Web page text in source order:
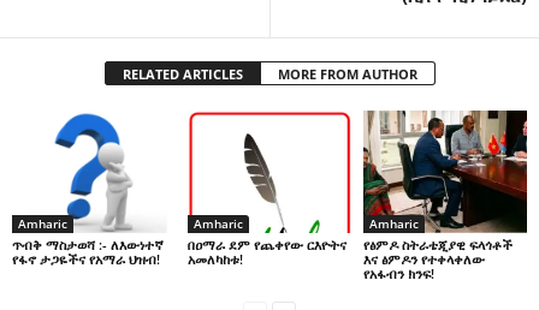
RELATED ARTICLES MORE FROM AUTHOR
Amharic
ጥብቅ ማስታወሻ :- ለእውነተኛ
የፋኖ ታጋዬችና የአማራ ህዝብ!
Amharic
በዐማራ ደም የጨቀየው ርእዮትና
አመለካከቱ!
Amharic
የፅምዶ ስትራቴጂያዊ ፍላጎቶች
እና ፅምዶን የተቀላቀለው
የአፋብን ክንፍ!